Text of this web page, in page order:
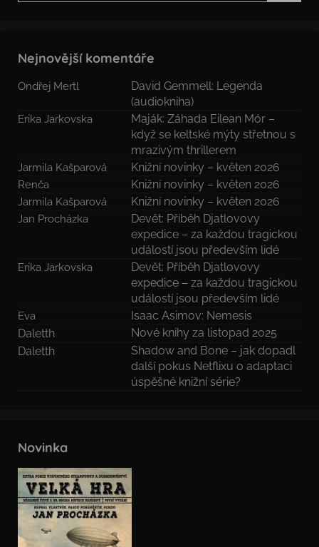
Nejnovější komentáře
Ondřej Mertl
David Gemmell: Legenda
(audiokniha)
Erika Jarkovska
Maják: Záhada Eilean Mór –
když se keltské mýty střetnou s
mrazivým thrillerem
Jarmila Kašparová Knižní novinky – květen 2026
Renča Knižní novinky – květen 2026
Jarmila Kašparová Knižní novinky – květen 2026
Jan Procházka
Devět: Příběh Djatlovovy
expedice – za každou tragickou
událostí jsou především lidé
Erika Jarkovska
Devět: Příběh Djatlovovy
expedice – za každou tragickou
událostí jsou především lidé
Eva
Isaac Asimov: Nemesis
Daletth
Nové knihy za listopad 2025
Daletth
Shadow and Bone – jak dopadl
další pokus Netflixu o adaptaci
úspěšné knižní série?
Novinka